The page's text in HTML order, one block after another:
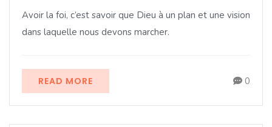
Avoir la foi, c’est savoir que Dieu à un plan et une vision
dans laquelle nous devons marcher.
READ MORE 0